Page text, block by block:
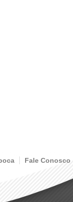
Fale Conosco